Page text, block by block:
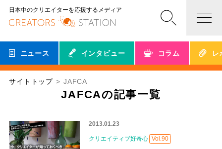
日本中のクリエイターを応援するメディア
ニュース インタビュー コラム レ
サイトトップ JAFCA
JAFCAの記事一覧
2013.01.23
クリエイティブ好奇心 Vol.90